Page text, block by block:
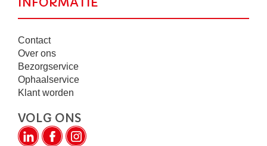
Contact
Over ons
Bezorgservice
Ophaalservice
Klant worden
VOLG ONS